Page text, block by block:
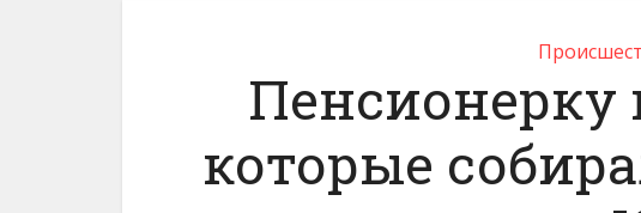
Пенсионерку
которые